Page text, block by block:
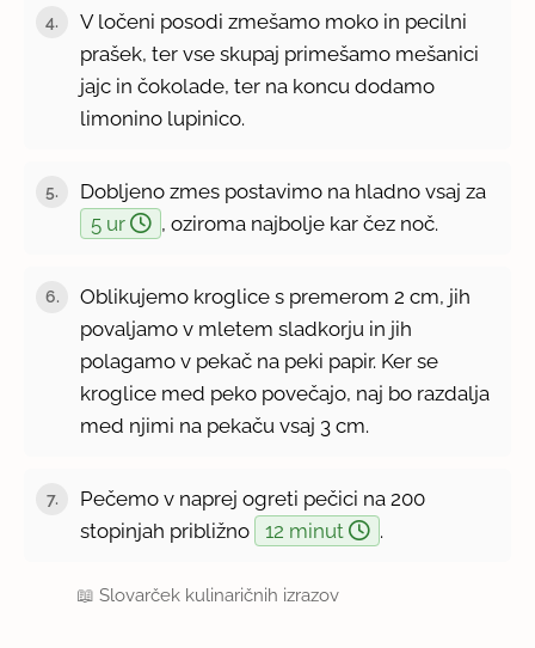
4.
V ločeni posodi zmešamo moko in pecilni
prašek, ter vse skupaj primešamo mešanici
jajc in čokolade, ter na koncu dodamo
limonino lupinico.
5.
Dobljeno zmes postavimo na hladno vsaj za
5 ur
, oziroma najbolje kar čez noč.
6.
Oblikujemo kroglice s premerom 2 cm, jih
povaljamo v mletem sladkorju in jih
polagamo v pekač na peki papir. Ker se
kroglice med peko povečajo, naj bo razdalja
med njimi na pekaču vsaj 3 cm.
7.
Pečemo v naprej ogreti pečici na 200
stopinjah približno
12 minut .
📖Slovarček kulinaričnih izrazov